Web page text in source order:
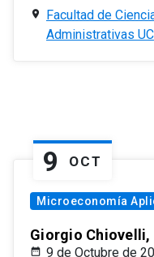
Facultad de
Administrativas UC
9 OCT
Microeconomía
Giorgio Chiovelli,
9 de Octubre de